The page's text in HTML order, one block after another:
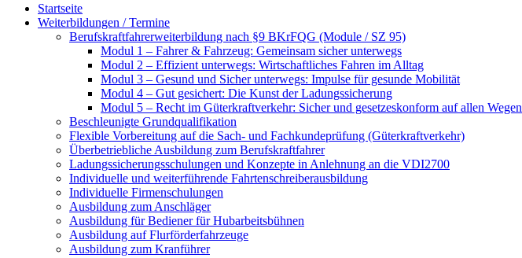
Startseite
Weiterbildungen / Termine
Berufskraftfahrer­weiterbildung nach §9 BKrFQG (Module / SZ 95)
Modul 1 – Fahrer & Fahrzeug: Gemeinsam sicher unterwegs
Modul 2 – Effizient unterwegs: Wirtschaftliches Fahren im Alltag
Modul 3 – Gesund und Sicher unterwegs: Impulse für gesunde Mobilität
Modul 4 – Gut gesichert: Die Kunst der Ladungssicherung
Modul 5 – Recht im Güterkraftverkehr: Sicher und gesetzeskonform auf allen Wegen
Beschleunigte Grundqualifikation
Flexible Vorbereitung auf die Sach- und Fachkundeprüfung (Güterkraftverkehr)
Überbetriebliche Ausbildung zum Berufskraftfahrer
Ladungssicherungsschulungen und Konzepte in Anlehnung an die VDI2700
Individuelle und weiterführende Fahrtenschreiberausbildung
Individuelle Firmenschulungen
Ausbildung zum Anschläger
Ausbildung für Bediener für Hubarbeitsbühnen
Ausbildung auf Flurförderfahrzeuge
Ausbildung zum Kranführer